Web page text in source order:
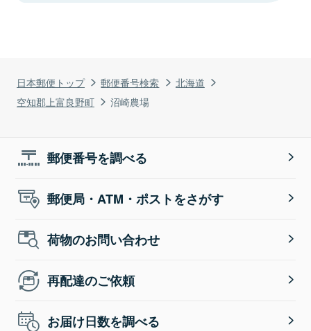
日本郵便トップ 郵便番号検索
北海道
空知郡上富良野町
沼崎農場
郵便番号を調べる
郵便局・ATM・ポストをさがす
荷物のお問い合わせ
再配達のご依頼
お届け日数を調べる